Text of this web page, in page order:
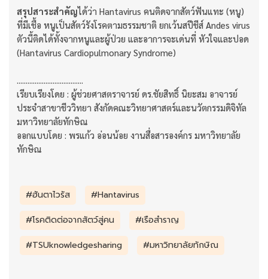
สรุปสาระสำคัญได้ว่า Hantavirus คนติดจากสัตว์ฟันแทะ (หนู)
ที่มีเชื้อ หนูเป็นสัตว์รังโรคตามธรรมชาติ ยกเว้นสปีชีส์ Andes virus
ตัวนี้ติดได้ทั้งจากหนูและผู้ป่วย และอาการจะเด่นที่ หัวใจและปอด
(Hantavirus Cardiopulmonary Syndrome)
.....................................
เรียบเรียงโดย : ผู้ช่วยศาสตราจารย์ ดร.ชัยสิทธิ์ นิยะสม อาจารย์
ประจำสาขาชีววิทยา สังกัดคณะวิทยาศาสตร์และนวัตกรรมดิจิทัล
มหาวิทยาลัยทักษิณ
ออกแบบโดย : พรแก้ว อ่อนน้อย งานสื่อสารองค์กร มหาวิทยาลัย
ทักษิณ
#ฮันตาไวรัส
#Hantavirus
#โรคติดต่อจากสัตว์สู่คน
#เรือสำราญ
#TSUknowledgesharing
#มหาวิทยาลัยทักษิณ